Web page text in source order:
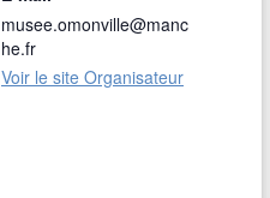
musee.omonville@manc
he.fr
Voir le site Organisateur